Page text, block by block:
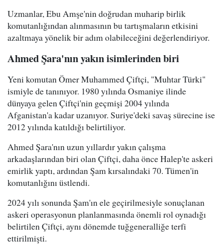
Uzmanlar, Ebu Amşe'nin doğrudan muharip birlik
komutanlığından alınmasının bu tartışmaların etkisini
azaltmaya yönelik bir adım olabileceğini değerlendiriyor.
Ahmed Şara'nın yakın isimlerinden biri
Yeni komutan Ömer Muhammed Çiftçi, "Muhtar Türki"
ismiyle de tanınıyor. 1980 yılında Osmaniye ilinde
dünyaya gelen Çiftçi'nin geçmişi 2004 yılında
Afganistan'a kadar uzanıyor. Suriye'deki savaş sürecine ise
2012 yılında katıldığı belirtiliyor.
Ahmed Şara'nın uzun yıllardır yakın çalışma
arkadaşlarından biri olan Çiftçi, daha önce Halep'te askeri
emirlik yaptı, ardından Şam kırsalındaki 70. Tümen'in
komutanlığını üstlendi.
2024 yılı sonunda Şam'ın ele geçirilmesiyle sonuçlanan
askeri operasyonun planlanmasında önemli rol oynadığı
belirtilen Çiftçi, aynı dönemde tuğgeneralliğe terfi
ettirilmişti.